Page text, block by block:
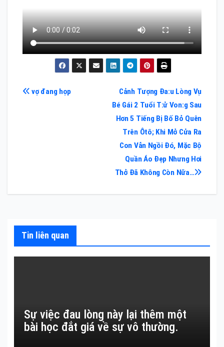
Điều
Cảnh Tượng Đa:u Lòng Vụ
Bé Gái 2 Tuổi T:ử Von:g Sau
Hơn 5 Tiếng Bị Bố Bỏ Quên
Trên Ôtô; Khi Mở Cửa Ra
Con Vẫn Ngồi Đó, Mặc Bộ
Quần Áo Đẹp Nhưng Hơi
Thở Đã Không Còn Nữa…
vợ đang họp
Tin liên quan
Sự việc đau lòng này lại thêm một
bài học đắt giá về sự vô thường.